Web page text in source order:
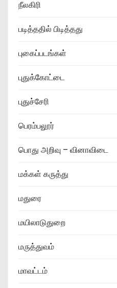
நீலகிரி
படித்ததில் பிடித்தது
புகைப்படங்கள்
புதுக்கோட்டை
புதுச்சேரி
பெரம்பலூர்
பொது அறிவு – வினாவிடை
மக்கள் கருத்து
மதுரை
மயிலாடுதுறை
மருத்துவம்
மாவட்டம்